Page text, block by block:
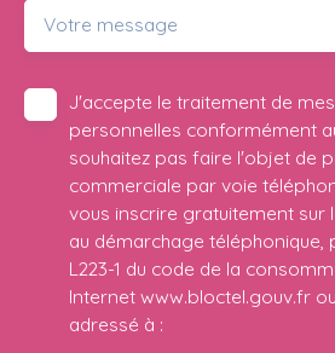
Votre message
J'accepte le traitement de
personnelles conformément
souhaitez pas faire l'objet de
commerciale par voie
vous inscrire gratuitement sur
au démarchage téléphonique,
L223-1 du code de la
Internet www.bloctel.gouv.fr
adressé à :